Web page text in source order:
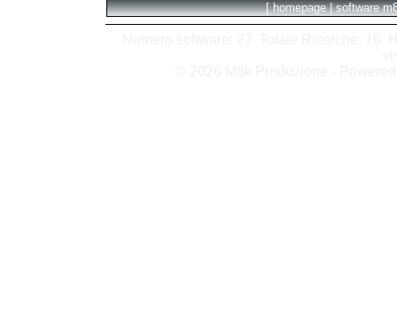
[ homepage | software